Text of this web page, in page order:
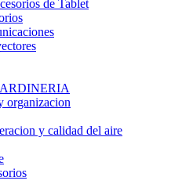
de Tablet
organizacion
y calidad del aire